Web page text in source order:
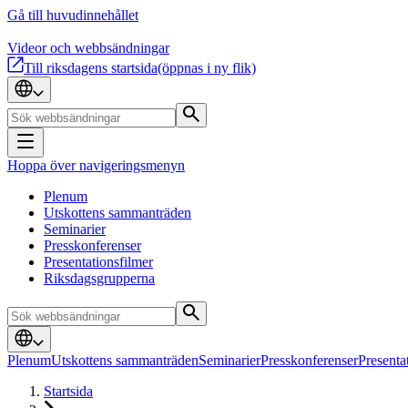
Gå till huvudinnehållet
Videor och webbsändningar
Till riksdagens startsida(öppnas i ny flik)
Hoppa över navigeringsmenyn
Plenum
Utskottens sammanträden
Seminarier
Presskonferenser
Presentationsfilmer
Riksdagsgrupperna
PlenumUtskottens sammanträdenSeminarierPresskonferenser
Startsida